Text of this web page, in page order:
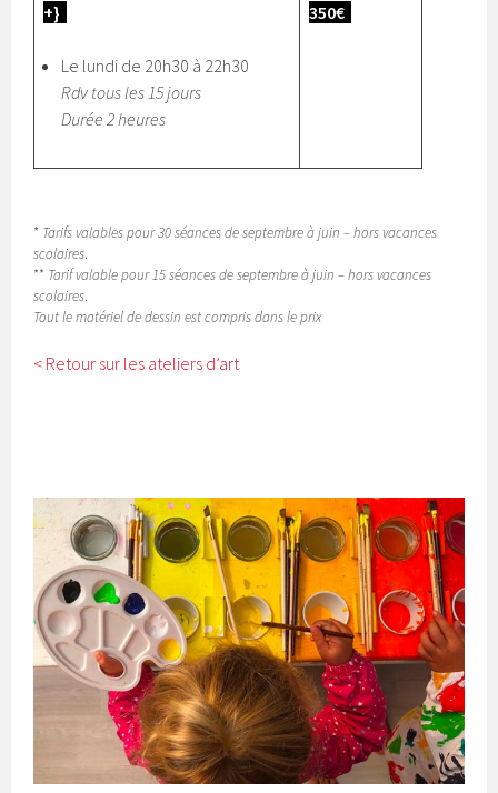
+}
Le lundi de 20h30 à 22h30
Rdv tous les 15 jours
Durée 2 heures
350€
* Tarifs valables pour 30 séances de septembre à juin – hors vacances
scolaires.
** Tarif valable pour 15 séances de septembre à juin – hors vacances
scolaires.
Tout le matériel de dessin est compris dans le prix
< Retour sur les ateliers d’art